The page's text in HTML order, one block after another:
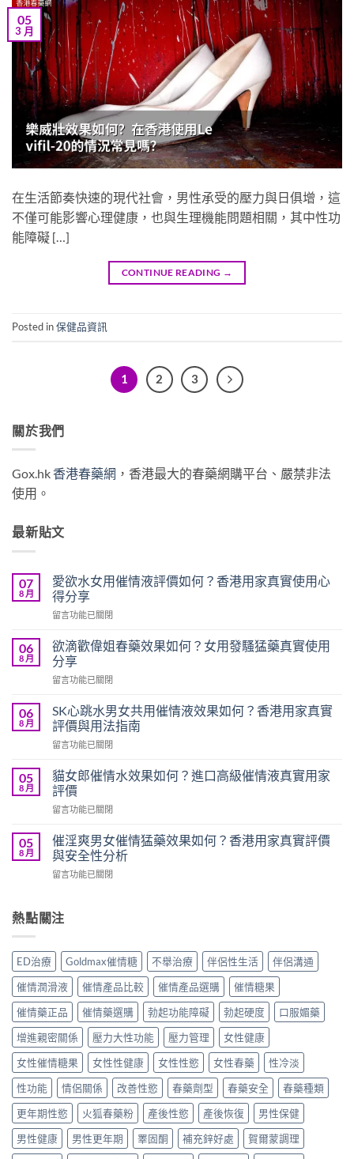
05
3 月
在生活節奏快速的現代社會，男性承受的壓力與日俱增，這
不僅可能影響心理健康，也與生理機能問題相關，其中性功
能障礙 […]
CONTINUE READING →
Posted in保健品資訊
1 2 3
關於我們
Gox.hk香港春藥網 ，香港最大的春藥網購平台、嚴禁非法
使用。
最新貼文
07
8 月
愛欲水女用催情液評價如何？香港用家真實使用心
得分享
在
欲
水
女
用
情
液
評
價
何？
香
用
真
實
使
得
分
中
留言功能已關閉
06
8 月
欲滴歡偉姐春藥效果如何？女用發騷猛藥真實使用
分享
在
滴
歡
偉
姐
藥
效
果
如
女
用
騷
真
分
享〉
中
留言功能已關閉
06
8 月
SK心跳水男女共用催情液效果如何？香港用家真實
評價與用法指南
在
心
跳
水
男
共
用
催
情
果
港
用
家
真
實
評
價
與
用
指
南〉
中
留言功能已關閉
05
8 月
貓女郎催情水效果如何？進口高級催情液真實用家
評價
在
女
郎
催
情
果
進
口
高
級
催
情
液
真
實
用
評
價〉
中
留言功能已關閉
05
8 月
催淫爽男女催情猛藥效果如何？香港用家真實評價
與安全性分析
在
爽
男
催
情
猛
藥
效
果
如
何？
香
港
家
真
實
評
價
留言功能已關閉
熱點關注
ED治療 Goldmax催情糖 不舉治療 伴侶性生活
伴侶溝通
催情潤滑液
催情產品比較 催情產品選購
催情糖果
催情藥正品
催情藥選購 勃起功能障礙 勃起硬度
口服媚藥
增進親密關係
壓力大性功能 壓力管理
女性健康
女性催情糖果
女性性健康 女性性慾 女性春藥
性冷淡
性功能
情侶關係 改善性慾 春藥劑型 春藥安全
春藥種類
更年期性慾
火狐春藥粉 產後性慾 產後恢復
男性保健
男性健康
男性更年期 睪固酮 補充鋅好處
賀爾蒙調理